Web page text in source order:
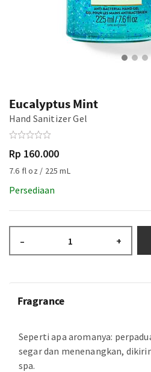
Eucalyptus Mint
Hand Sanitizer Gel
Rp 160.000
7.6 fl oz / 225 mL
Persediaan
– +
Fragrance
Seperti apa aromanya:
segar dan menenangkan,
spa.